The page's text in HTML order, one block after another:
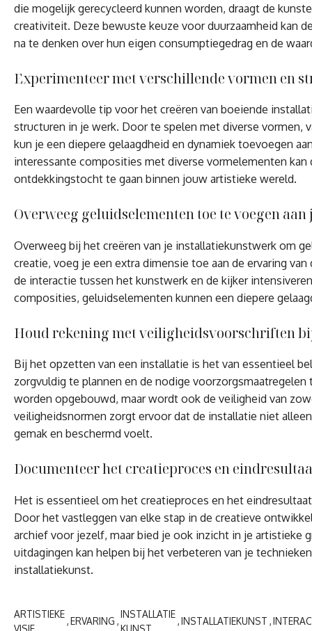
die mogelijk gerecycleerd kunnen worden, draagt de
creativiteit. Deze bewuste keuze voor duurzaamheid kan
na te denken over hun eigen consumptiegedrag en de
Experimenteer met verschillende vormen en
Een waardevolle tip voor het creëren van boeiende
structuren in je werk. Door te spelen met diverse vormen,
kun je een diepere gelaagdheid en dynamiek toevoegen
interessante composities met diverse vormelementen
ontdekkingstocht te gaan binnen jouw artistieke wereld.
Overweeg geluidselementen toe te voegen
Overweeg bij het creëren van je installatiekunstwerk om
creatie, voeg je een extra dimensie toe aan de ervaring
de interactie tussen het kunstwerk en de kijker
composities, geluidselementen kunnen een diepere
Houd rekening met veiligheidsvoorschriften
Bij het opzetten van een installatie is het van essentieel
zorgvuldig te plannen en de nodige
worden opgebouwd, maar wordt ook de veiligheid van
veiligheidsnormen zorgt ervoor dat de installatie niet
gemak en beschermd voelt.
Documenteer het creatieproces en
Het is essentieel om het creatieproces en het
Door het vastleggen van elke stap in de creatieve
archief voor jezelf, maar bied je ook inzicht in je artistieke
uitdagingen kan helpen bij het verbeteren van je
installatiekunst.
ARTISTIEKE
VISIE
ERVARING
INSTALLATIE
KUNST
INSTALLATIEKUNST